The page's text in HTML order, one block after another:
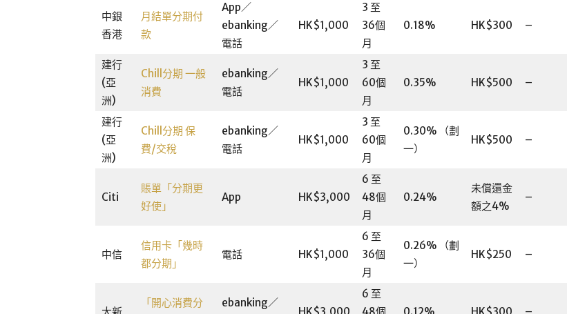
中銀
香港
月結單分期付
款
App／
ebanking／
電話
HK$1,000
3 至
36個
月
0.18% HK$300 –
建行
(亞
洲)
Chill分期 一般
消費
ebanking／
電話
HK$1,000
3 至
60個
月
0.35% HK$500 –
建行
(亞
洲)
Chill分期 保
費/交稅
ebanking／
電話
HK$1,000
3 至
60個
月
0.30% （劃
一）
HK$500 –
Citi
賬單「分期更
好使」
App HK$3,000
6 至
48個
月
0.24%
未償還金
額之4%
–
中信
信用卡「幾時
都分期」
電話 HK$1,000
6 至
36個
月
0.26% （劃
一）
HK$250 –
「開心消費分
ebanking／
6 至